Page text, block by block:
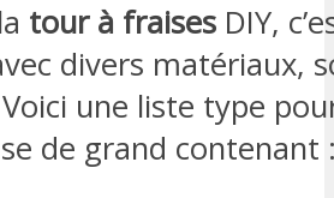
tour à fraises DIY,
divers matériaux,
une liste type
de grand contenant